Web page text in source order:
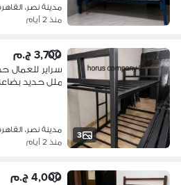
مدينة نصر،
منذ 2 أيام
3
3,700 ج.م
سراير للعمال
ملل حديد بضاعه
مدينة نصر،
منذ 2 أيام
4,000 ج.م